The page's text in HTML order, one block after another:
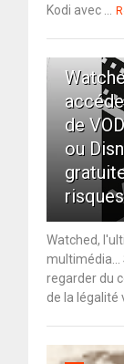
Kodi avec ...
4
de
ou
Watched,
multimédia...
regarder du
de la légalité